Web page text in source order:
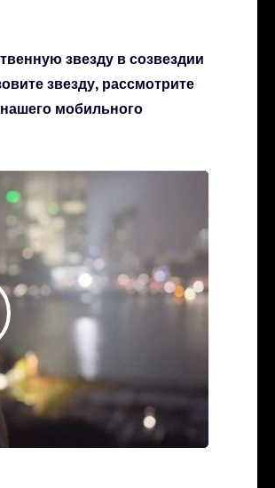
звезду в созвездии
звезду, рассмотрите
мобильного